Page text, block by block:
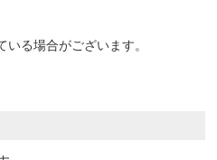
る場合がございます。